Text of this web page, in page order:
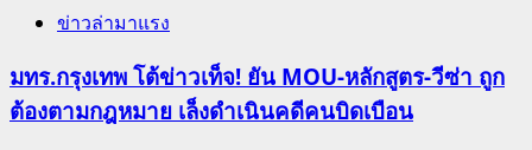
ข่าวล่ามาแรง
มทร.กรุงเทพ โต้ข่าวเท็จ! ยัน MOU-หลักสูตร-วีซ่า ถูก
ต้องตามกฎหมาย เล็งดำเนินคดีคนบิดเบือน